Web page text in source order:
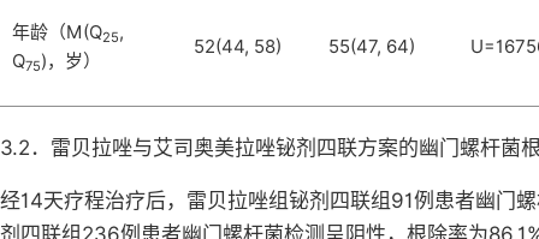
年龄（M(Q25,
Q75)，岁）
52(44, 58) 55(47, 64)
3.2．雷贝拉唑与艾司奥美拉唑铋剂四联方案的幽门螺杆菌
经14天疗程治疗后，雷贝拉唑组铋剂四联组91例患者幽门